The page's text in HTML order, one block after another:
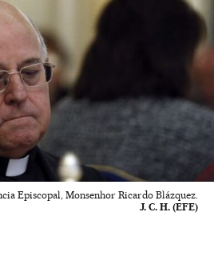
Episcopal, Monsenhor Ricardo Blázquez.
J. C. H. (EFE)